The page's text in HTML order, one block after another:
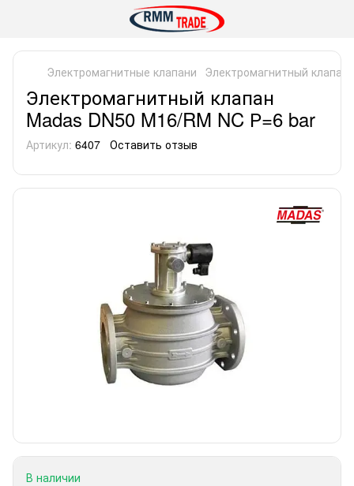
Электромагнитные клапани Электромагнитный клапан
Электромагнитный клапан
Madas DN50 M16/RM NC Р=6 bar
Артикул: 6407 Оставить отзыв
В наличии